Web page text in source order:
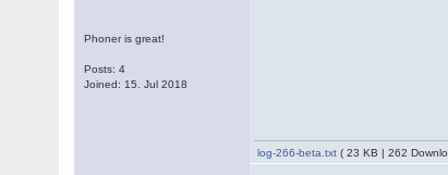
Phoner is great!
Posts: 4
Joined: 15. Jul 2018
log-266-beta.txt ( 23 KB | 262